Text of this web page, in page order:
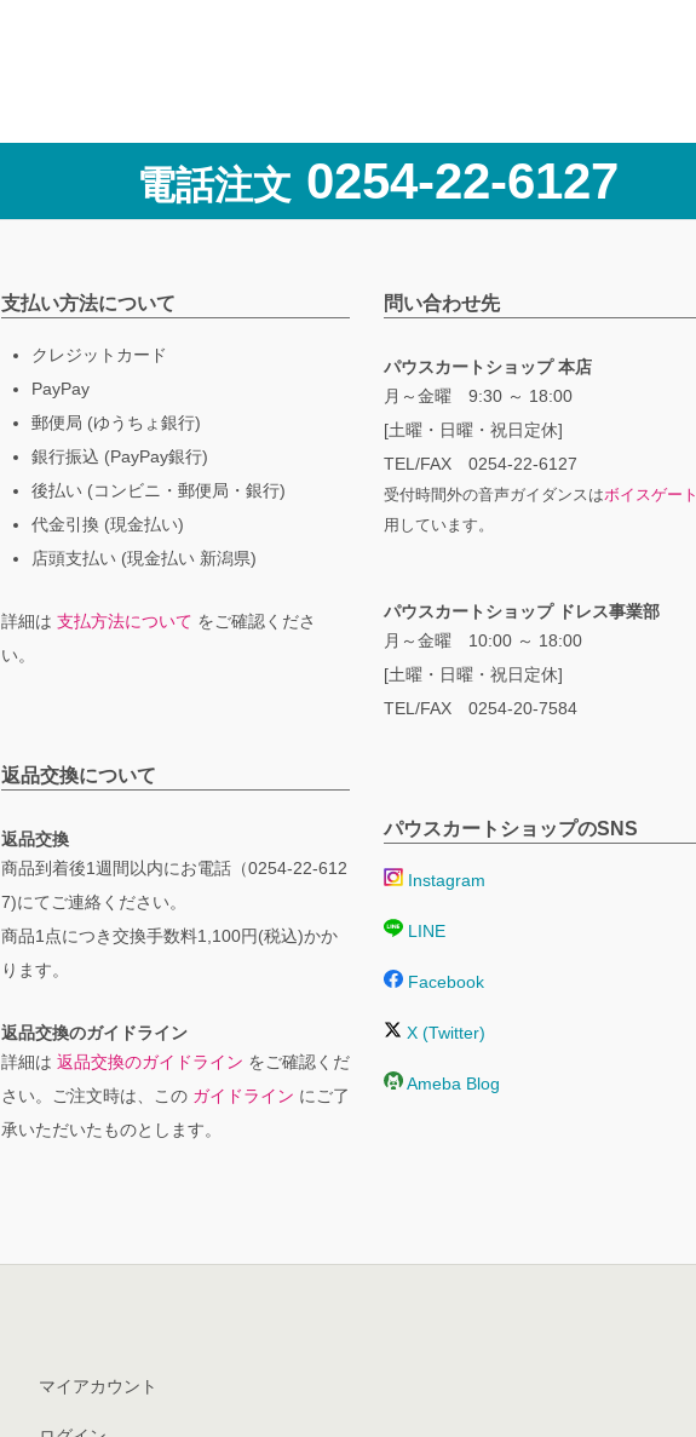
電話注文 0254-22-6127
支払い方法について
クレジットカード
PayPay
郵便局 (ゆうちょ銀行)
銀行振込 (PayPay銀行)
後払い (コンビニ・郵便局・銀行)
代金引換 (現金払い)
店頭支払い (現金払い 新潟県)
詳細は 支払方法について をご確認くださ
い。
問い合わせ先
パウスカートショップ 本店
月～金曜 9:30 ～ 18:00
[土曜・日曜・祝日定休]
TEL/FAX 0254-22-6127
受付時間外の音声ガイダンスはボイスゲート
用しています。
パウスカートショップ ドレス事業部
月～金曜 10:00 ～ 18:00
[土曜・日曜・祝日定休]
TEL/FAX 0254-20-7584
返品交換について
返品交換
商品到着後1週間以内にお電話（0254-22-612
7)にてご連絡ください。
商品1点につき交換手数料1,100円(税込)かか
ります。
返品交換のガイドライン
詳細は 返品交換のガイドライン をご確認くだ
さい。ご注文時は、この ガイドライン にご了
承いただいたものとします。
パウスカートショップのSNS
Instagram
LINE
Facebook
X (Twitter)
Ameba Blog
マイアカウント